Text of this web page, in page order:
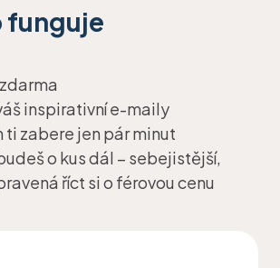
funguje
inspirativní e-maily
ti zabere jen pár minut
o kus dál – sebejistější,
říct si o férovou cenu